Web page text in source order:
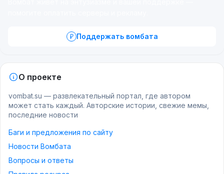
Поддержать вомбата
О проекте
vombat.su — развлекательный портал, где автором
может стать каждый. Авторские истории, свежие мемы,
последние новости
Баги и предложения по сайту
Новости Вомбата
Вопросы и ответы